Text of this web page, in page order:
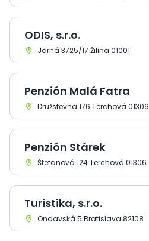
ODIS, s.r.o.
Jarná 3725/17 Žilina 01001
Penzión Malá Fatra
Družstevná 176 Terchová 01306
Penzión Stárek
Štefanová 124 Terchová 01306
Turistika, s.r.o.
Ondavská 5 Bratislava 82108